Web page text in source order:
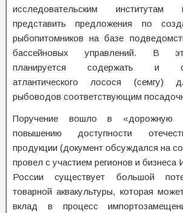
исследовательским институтам
представить предложения по
рыбопитомников на базе
бассейновых управлений. В
планируется содержать и
атлантического лосося (семгу)
рыбоводов соответствующим
Поручение вошло в «дорожную
повышению доступности
продукции (документ обсуждался на
провел с участием регионов и
России существует большой
товарной аквакультуры, которая
вклад в процесс